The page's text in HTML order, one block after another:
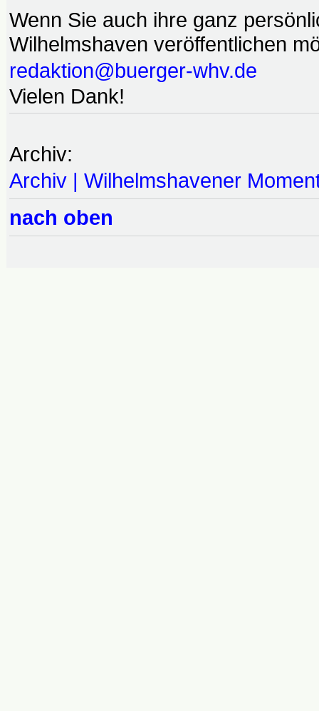
Wenn Sie auch ihre ganz
Wilhelmshaven veröffentlichen
redaktion@buerger-whv.de
Vielen Dank!
Archiv:
Archiv | Wilhelmshavener
nach oben